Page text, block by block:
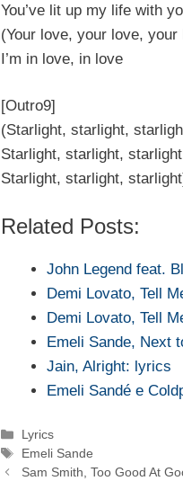
You’ve lit up my life with
(Your love, your love, your
I’m in love, in love
[Outro9]
(Starlight, starlight,
Starlight, starlight, starlight
Starlight, starlight,
Related Posts:
John Legend feat.
Demi Lovato, Tell
Demi Lovato, Tell
Emeli Sande, Next
Jain, Alright: lyrics
Emeli Sandé e
Categorie
Lyrics
Tag
Emeli Sande
Sam Smith, Too Good At